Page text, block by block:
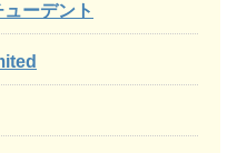
ーデント